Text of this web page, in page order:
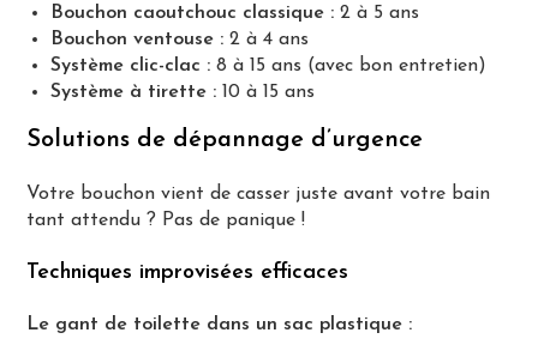
Bouchon caoutchouc classique : 2 à 5 ans
Bouchon ventouse : 2 à 4 ans
Système clic-clac : 8 à 15 ans (avec bon entretien)
Système à tirette : 10 à 15 ans
Solutions de dépannage d’urgence
Votre bouchon vient de casser juste avant votre bain
tant attendu ? Pas de panique !
Techniques improvisées efficaces
Le gant de toilette dans un sac plastique :